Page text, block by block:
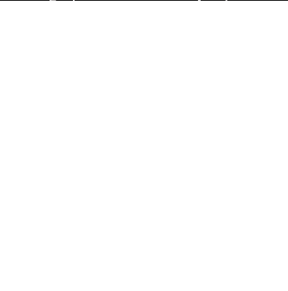
Explorar
Ayuda